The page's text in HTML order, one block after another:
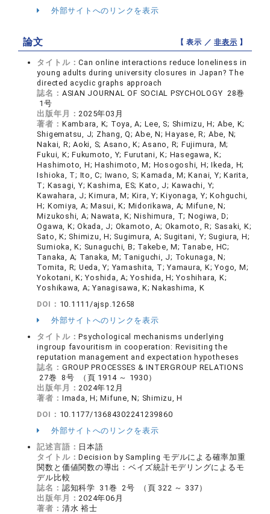
外部サイトへのリンクを表示
論文 【 表示 ／非表示 】
タイトル：Can online interactions reduce loneliness in
young adults during university closures in Japan? The
directed acyclic graphs approach
誌名： ASIAN JOURNAL OF SOCIAL PSYCHOLOGY 28巻
1号
出版年月：2025年03月
著者： Kambara, K; Toya, A; Lee, S; Shimizu, H; Abe, K;
Shigematsu, J; Zhang, Q; Abe, N; Hayase, R; Abe, N;
Nakai, R; Aoki, S; Asano, K; Asano, R; Fujimura, M;
Fukui, K; Fukumoto, Y; Furutani, K; Hasegawa, K;
Hashimoto, H; Hashimoto, M; Hosogoshi, H; Ikeda, H;
Ishioka, T; Ito, C; Iwano, S; Kamada, M; Kanai, Y; Karita,
T; Kasagi, Y; Kashima, ES; Kato, J; Kawachi, Y;
Kawahara, J; Kimura, M; Kira, Y; Kiyonaga, Y; Kohguchi,
H; Komiya, A; Masui, K; Midorikawa, A; Mifune, N;
Mizukoshi, A; Nawata, K; Nishimura, T; Nogiwa, D;
Ogawa, K; Okada, J; Okamoto, A; Okamoto, R; Sasaki, K;
Sato, K; Shimizu, H; Sugimura, A; Sugitani, Y; Sugiura, H;
Sumioka, K; Sunaguchi, B; Takebe, M; Tanabe, HC;
Tanaka, A; Tanaka, M; Taniguchi, J; Tokunaga, N;
Tomita, R; Ueda, Y; Yamashita, T; Yamaura, K; Yogo, M;
Yokotani, K; Yoshida, A; Yoshida, H; Yoshihara, K;
Yoshikawa, A; Yanagisawa, K; Nakashima, K
DOI： 10.1111/ajsp.12658
外部サイトへのリンクを表示
タイトル：Psychological mechanisms underlying
ingroup favouritism in cooperation: Revisiting the
reputation management and expectation hypotheses
誌名： GROUP PROCESSES & INTERGROUP RELATIONS
27巻 8号 （頁 1914 ～ 1930）
出版年月：2024年12月
著者： Imada, H; Mifune, N; Shimizu, H
DOI： 10.1177/13684302241239860
外部サイトへのリンクを表示
記述言語： 日本語
タイトル：Decision by Sampling モデルによる確率加重
関数と価値関数の導出：ベイズ統計モデリングによるモ
デル比較
誌名： 認知科学 31巻 2号 （頁 322 ～ 337）
出版年月：2024年06月
著者： 清水 裕士